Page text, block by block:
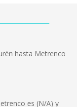
hasta Metrenco
es (N/A) y